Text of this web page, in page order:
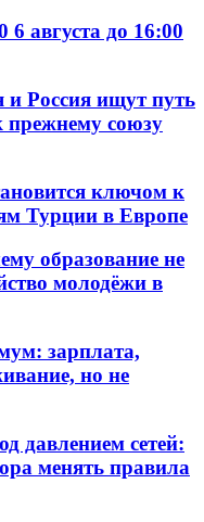
августа до 16:00
Россия ищут путь
прежнему союзу
ключом к
Турции в Европе
образование не
молодёжи в
зарплата,
но не
давлением сетей:
менять правила